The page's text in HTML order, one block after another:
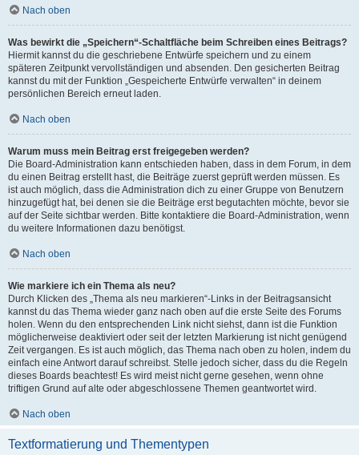
Nach oben
Was bewirkt die „Speichern“-Schaltfläche beim Schreiben eines Beitrags?
Hiermit kannst du die geschriebene Entwürfe speichern und zu einem
späteren Zeitpunkt vervollständigen und absenden. Den gesicherten Beitrag
kannst du mit der Funktion „Gespeicherte Entwürfe verwalten“ in deinem
persönlichen Bereich erneut laden.
Nach oben
Warum muss mein Beitrag erst freigegeben werden?
Die Board-Administration kann entschieden haben, dass in dem Forum, in dem
du einen Beitrag erstellt hast, die Beiträge zuerst geprüft werden müssen. Es
ist auch möglich, dass die Administration dich zu einer Gruppe von Benutzern
hinzugefügt hat, bei denen sie die Beiträge erst begutachten möchte, bevor sie
auf der Seite sichtbar werden. Bitte kontaktiere die Board-Administration, wenn
du weitere Informationen dazu benötigst.
Nach oben
Wie markiere ich ein Thema als neu?
Durch Klicken des „Thema als neu markieren“-Links in der Beitragsansicht
kannst du das Thema wieder ganz nach oben auf die erste Seite des Forums
holen. Wenn du den entsprechenden Link nicht siehst, dann ist die Funktion
möglicherweise deaktiviert oder seit der letzten Markierung ist nicht genügend
Zeit vergangen. Es ist auch möglich, das Thema nach oben zu holen, indem du
einfach eine Antwort darauf schreibst. Stelle jedoch sicher, dass du die Regeln
dieses Boards beachtest! Es wird meist nicht gerne gesehen, wenn ohne
triftigen Grund auf alte oder abgeschlossene Themen geantwortet wird.
Nach oben
Textformatierung und Thementypen